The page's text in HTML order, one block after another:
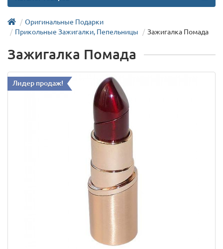
Оригинальные Подарки
Прикольные Зажигалки, Пепельницы
Зажигалка Помада
Зажигалка Помада
Лидер продаж!